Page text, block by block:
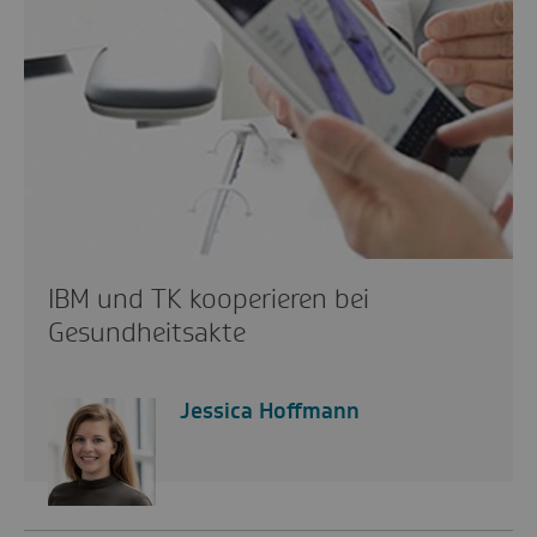
IBM und TK kooperieren bei
Gesundheitsakte
Jessica Hoffmann